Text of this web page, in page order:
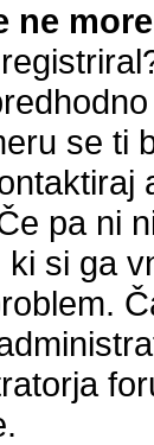
ne
se ti
pa ni
ki si ga